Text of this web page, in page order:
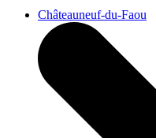
Châteauneuf-du-Faou